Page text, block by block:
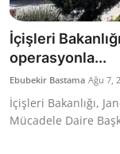
İçişleri
operasyonla...
Ebubekir Bastama Ağu 7,
İçişleri Bakanlığı,
Mücadele Daire